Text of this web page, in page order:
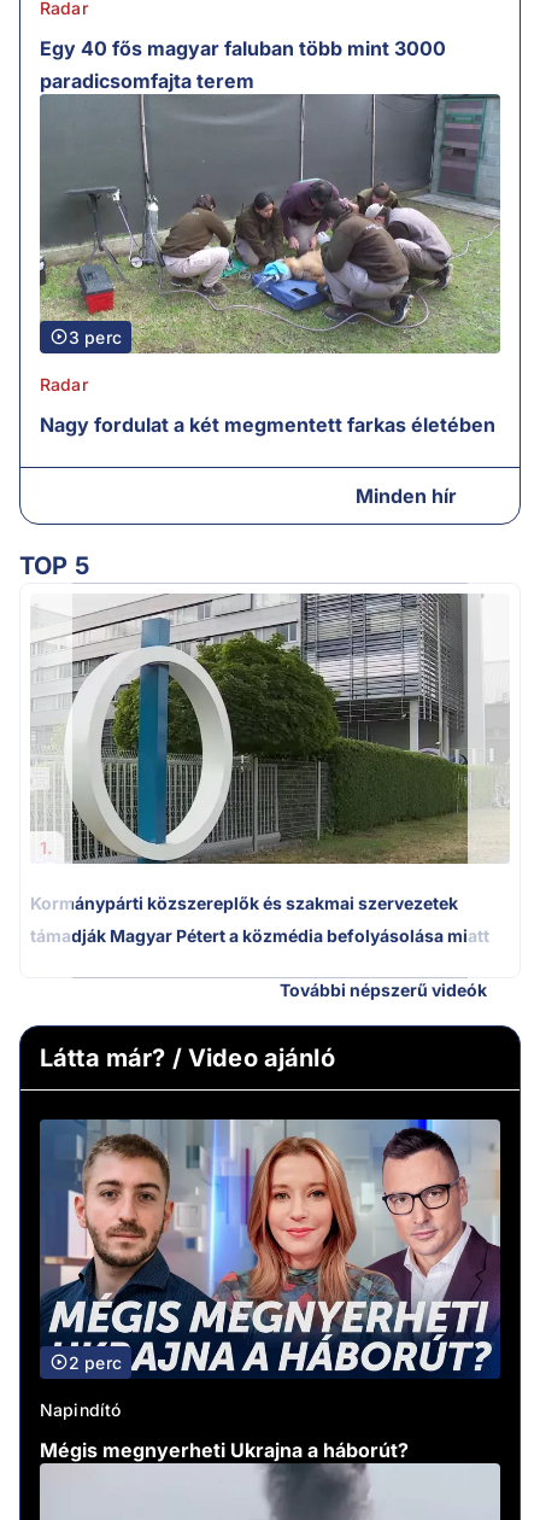
Radar
Egy 40 fős magyar faluban több mint 3000
paradicsomfajta terem
3 perc
Radar
Nagy fordulat a két megmentett farkas életében
Minden hír
TOP 5
1.
Kormánypárti közszereplők és szakmai szervezetek
támadják Magyar Pétert a közmédia befolyásolása miatt
További népszerű videók
Látta már? / Video ajánló
2 perc
Napindító
Mégis megnyerheti Ukrajna a háborút?